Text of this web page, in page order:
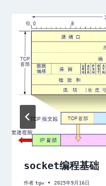
socket编程基础
作者 tgw 2025年9月16日